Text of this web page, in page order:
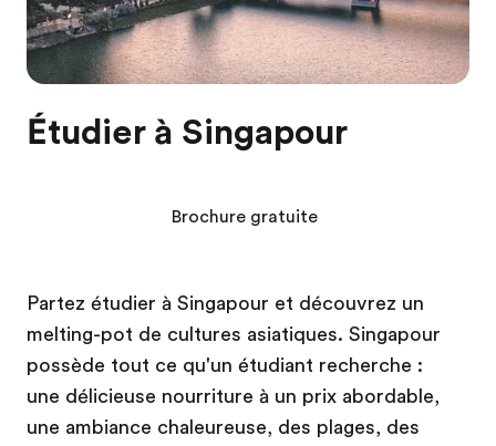
Étudier à Singapour
Partez étudier à Singapour et découvrez un
melting-pot de cultures asiatiques. Singapour
possède tout ce qu'un étudiant recherche :
une délicieuse nourriture à un prix abordable,
une ambiance chaleureuse, des plages, des
Brochure gratuite